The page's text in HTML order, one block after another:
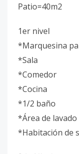
Patio=40m2
1er nivel
*Marquesina
*Sala
*Comedor
*Cocina
*1/2 baño
*Área de lavado
*Habitación de